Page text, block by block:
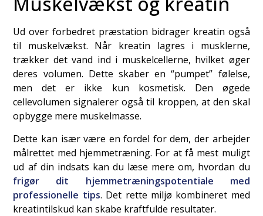
Ud over forbedret præstation bidrager kreatin også
til muskelvækst. Når kreatin lagres i musklerne,
trækker det vand ind i muskelcellerne, hvilket øger
deres volumen. Dette skaber en “pumpet” følelse,
men det er ikke kun kosmetisk. Den øgede
cellevolumen signalerer også til kroppen, at den skal
opbygge mere muskelmasse.
Dette kan især være en fordel for dem, der arbejder
målrettet med hjemmetræning. For at få mest muligt
ud af din indsats kan du læse mere om, hvordan du
frigør dit hjemmetræningspotentiale med
professionelle tips. Det rette miljø kombineret med
kreatintilskud kan skabe kraftfulde resultater.